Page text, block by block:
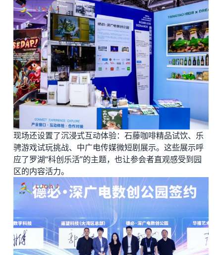
现场还设置了沉浸式互动体验：石藤咖啡精品试饮、乐
骋游戏试玩挑战、中广电传媒微短剧展示。这些展示呼
应了罗湖“科创乐活”的主题，也让参会者直观感受到园
区的内容活力。